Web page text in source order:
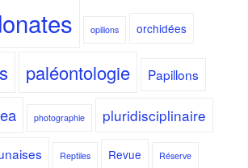
opilions orchidées
paléontologie Papillons
photographie pluridisciplinaire
Reptiles Revue Réserve